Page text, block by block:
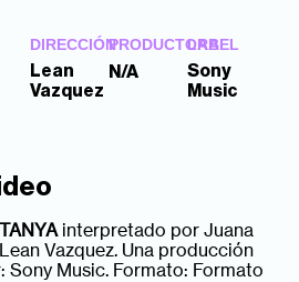
DIRECCIÓN
Lean
Vazquez
PRODUCTORA
N/A
LABEL
Sony
Music
TANYAinterpretado por Juana
Vazquez. Una producción
Sony Music. Formato: Formato